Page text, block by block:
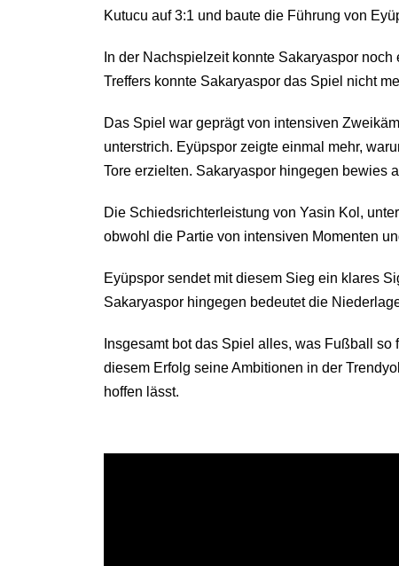
Kutucu auf 3:1 und baute die Führung von
In der Nachspielzeit konnte Sakaryaspor
Treffers konnte Sakaryaspor das Spiel nicht
Das Spiel war geprägt von intensiven
unterstrich. Eyüpspor zeigte einmal mehr,
Tore erzielten. Sakaryaspor hingegen bewies
Die Schiedsrichterleistung von Yasin Kol,
obwohl die Partie von intensiven Momenten
Eyüpspor sendet mit diesem Sieg ein klares
Sakaryaspor hingegen bedeutet die
Insgesamt bot das Spiel alles, was Fußball
diesem Erfolg seine Ambitionen in der
hoffen lässt.